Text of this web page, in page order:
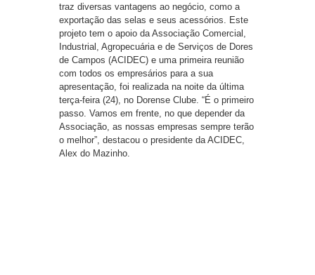
traz diversas vantagens ao negócio, como a
exportação das selas e seus acessórios. Este
projeto tem o apoio da Associação Comercial,
Industrial, Agropecuária e de Serviços de Dores
de Campos (ACIDEC) e uma primeira reunião
com todos os empresários para a sua
apresentação, foi realizada na noite da última
terça-feira (24), no Dorense Clube. “É o primeiro
passo. Vamos em frente, no que depender da
Associação, as nossas empresas sempre terão
o melhor”, destacou o presidente da ACIDEC,
Alex do Mazinho.